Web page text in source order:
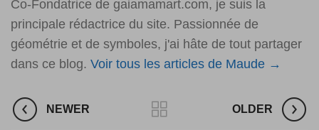
Co-Fondatrice de gaiamamart.com, je suis la
principale rédactrice du site. Passionnée de
géométrie et de symboles, j'ai hâte de tout partager
dans ce blog. Voir tous les articles de Maude →
NEWER OLDER